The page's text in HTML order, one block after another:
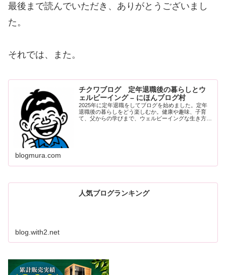
最後まで読んでいただき、ありがとうございまし
た。
それでは、また。
チクワブログ 定年退職後の暮らしとウ
ェルビーイング – にほんブログ村
2025年に定年退職をしてブログを始めました。定年
退職後の暮らしをどう楽しむか。健康や趣味、子育
て、父からの学びまで、ウェルビーイングな生き方の
blogmura.com
人気ブログランキング
blog.with2.net